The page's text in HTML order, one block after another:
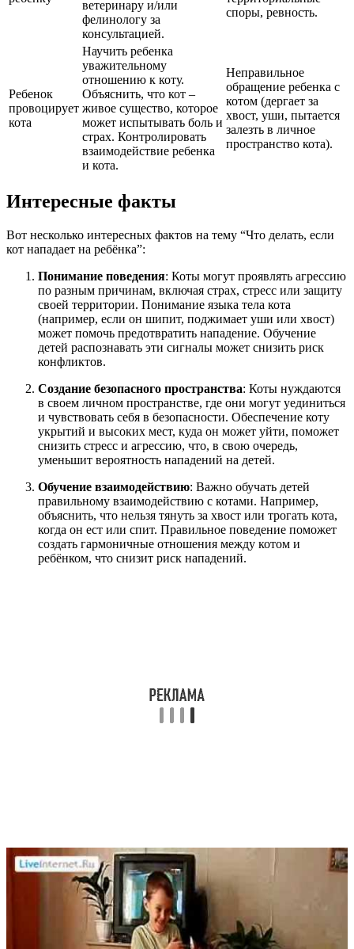
ветеринару и/или
фелинологу за
консультацией.
споры, ревность.
Ребенок
провоцирует
кота
Научить ребенка
уважительному
отношению к коту.
Объяснить, что кот –
живое существо, которое
может испытывать боль и
страх. Контролировать
взаимодействие ребенка
и кота.
Неправильное
обращение ребенка с
котом (дергает за
хвост, уши, пытается
залезть в личное
пространство кота).
Интересные факты
Вот несколько интересных фактов на тему “Что делать, если
кот нападает на ребёнка”:
Понимание поведения: Коты могут проявлять агрессию
по разным причинам, включая страх, стресс или защиту
своей территории. Понимание языка тела кота
(например, если он шипит, поджимает уши или хвост)
может помочь предотвратить нападение. Обучение
детей распознавать эти сигналы может снизить риск
конфликтов.
Создание безопасного пространства: Коты нуждаются
в своем личном пространстве, где они могут уединиться
и чувствовать себя в безопасности. Обеспечение коту
укрытий и высоких мест, куда он может уйти, поможет
снизить стресс и агрессию, что, в свою очередь,
уменьшит вероятность нападений на детей.
Обучение взаимодействию: Важно обучать детей
правильному взаимодействию с котами. Например,
объяснить, что нельзя тянуть за хвост или трогать кота,
когда он ест или спит. Правильное поведение поможет
создать гармоничные отношения между котом и
ребёнком, что снизит риск нападений.